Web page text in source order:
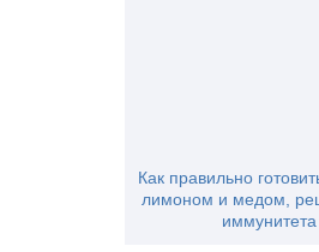
Как правильно
лимоном и медом,
иммунитета